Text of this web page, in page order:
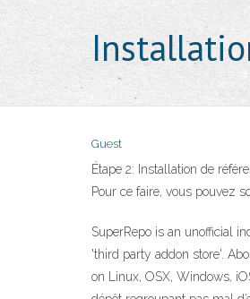
Guest
Étape 2: Installation de
Pour ce faire, vous pouvez
SuperRepo is an unofficial
'third party addon store'.
on Linux, OSX, Windows,